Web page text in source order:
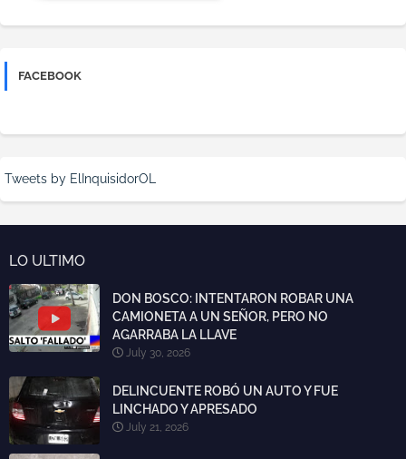
FACEBOOK
Tweets by ElInquisidorOL
LO ULTIMO
DON BOSCO: INTENTARON ROBAR UNA
CAMIONETA A UN SEÑOR, PERO NO
AGARRABA LA LLAVE
July 30, 2026
DELINCUENTE ROBÓ UN AUTO Y FUE
LINCHADO Y APRESADO
July 21, 2026